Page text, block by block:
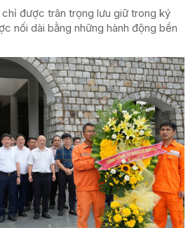
được trân trọng lưu giữ trong ký
nối dài bằng những hành động bền